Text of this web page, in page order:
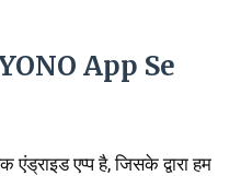
App Se
एंड्राइड एप्प है, जिसके द्वारा हम